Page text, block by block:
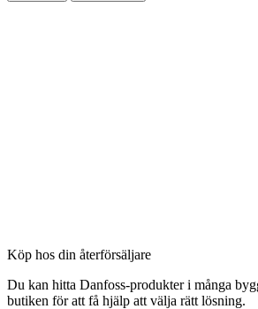
Köp hos din återförsäljare
Du kan hitta Danfoss-produkter i många
butiken för att få hjälp att välja rätt lösning.